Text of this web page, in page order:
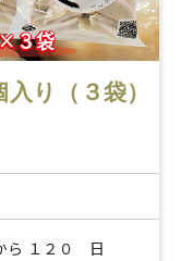
り（３袋）
ら １２０ 日